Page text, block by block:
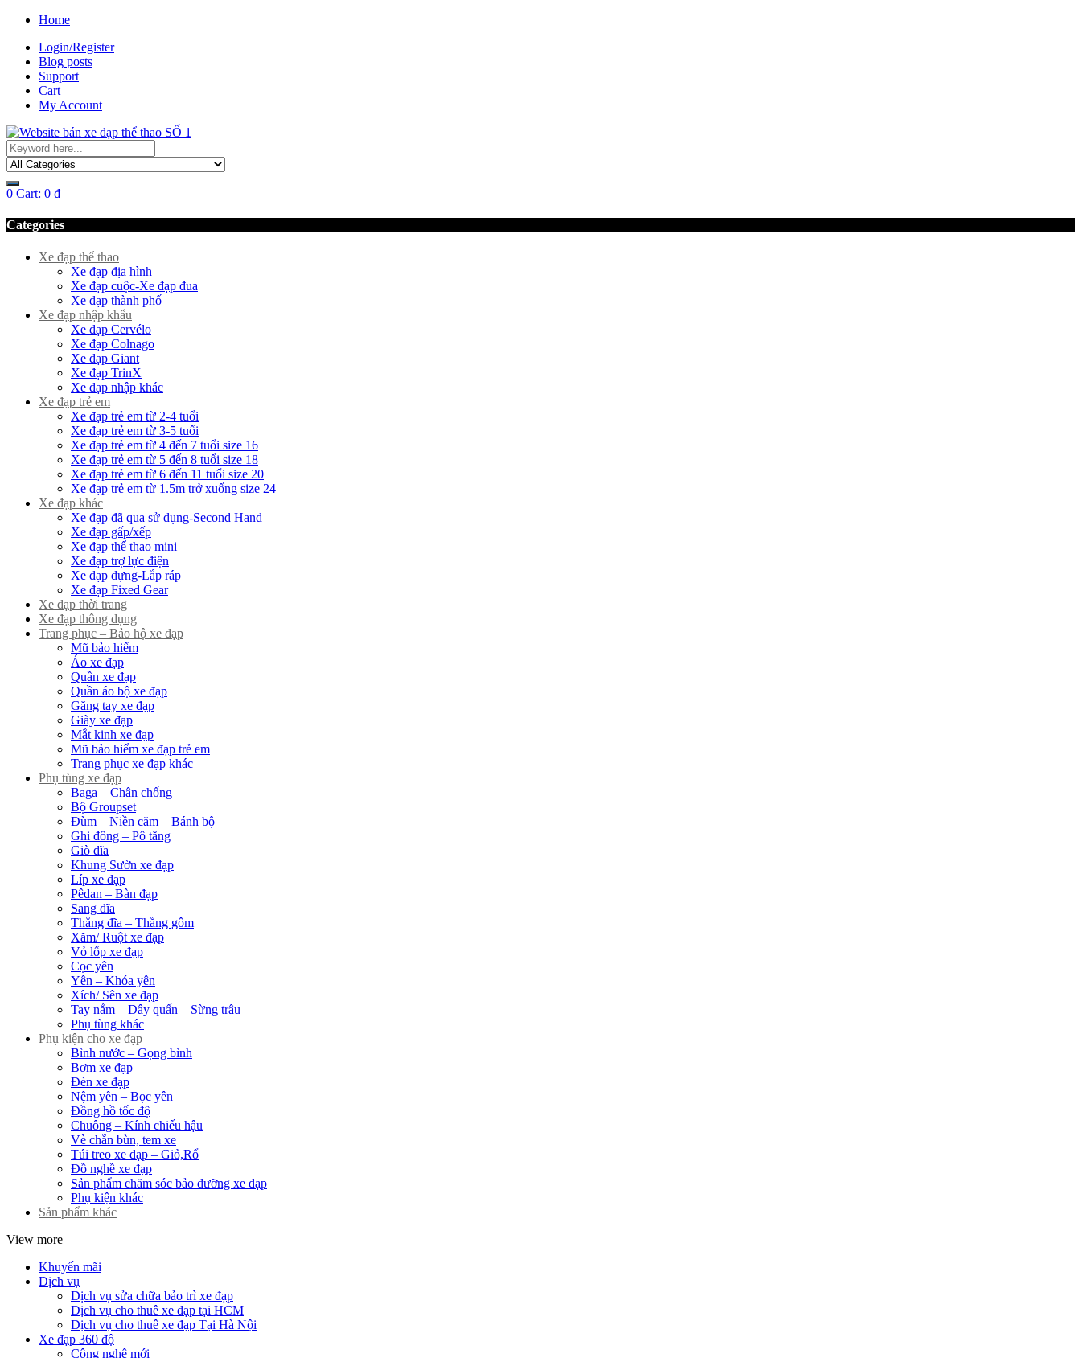
Home
Login/Register
Blog posts
Support
Cart
My Account
0 Cart: 0 ₫
Categories
Xe đạp thể thao
Xe đạp địa hình
Xe đạp cuộc-Xe đạp đua
Xe đạp thành phố
Xe đạp nhập khẩu
Xe đạp Cervélo
Xe đạp Colnago
Xe đạp Giant
Xe đạp TrinX
Xe đạp nhập khác
Xe đạp trẻ em
Xe đạp trẻ em từ 2-4 tuổi
Xe đạp trẻ em từ 3-5 tuổi
Xe đạp trẻ em từ 4 đến 7 tuổi size 16
Xe đạp trẻ em từ 5 đến 8 tuổi size 18
Xe đạp trẻ em từ 6 đến 11 tuổi size 20
Xe đạp trẻ em từ 1.5m trở xuống size 24
Xe đạp khác
Xe đạp đã qua sử dụng-Second Hand
Xe đạp gấp/xếp
Xe đạp thể thao mini
Xe đạp trợ lực điện
Xe đạp dựng-Lắp ráp
Xe đạp Fixed Gear
Xe đạp thời trang
Xe đạp thông dụng
Trang phục – Bảo hộ xe đạp
Mũ bảo hiểm
Áo xe đạp
Quần xe đạp
Quần áo bộ xe đạp
Găng tay xe đạp
Giày xe đạp
Mắt kinh xe đạp
Mũ bảo hiểm xe đạp trẻ em
Trang phục xe đạp khác
Phụ tùng xe đạp
Baga – Chân chống
Bộ Groupset
Đùm – Niền căm – Bánh bộ
Ghi đông – Pô tăng
Giò dĩa
Khung Sườn xe đạp
Líp xe đạp
Pêdan – Bàn đạp
Sang đĩa
Thắng đĩa – Thắng gôm
Xăm/ Ruột xe đạp
Vỏ lốp xe đạp
Cọc yên
Yên – Khóa yên
Xích/ Sên xe đạp
Tay nắm – Dây quấn – Sừng trâu
Phụ tùng khác
Phụ kiện cho xe đạp
Bình nước – Gọng bình
Bơm xe đạp
Đèn xe đạp
Nệm yên – Bọc yên
Đồng hồ tốc độ
Chuông – Kính chiếu hậu
Vè chắn bùn, tem xe
Túi treo xe đạp – Giỏ,Rổ
Đồ nghề xe đạp
Sản phẩm chăm sóc bảo dưỡng xe đạp
Phụ kiện khác
Sản phẩm khác
View more
Khuyến mãi
Dịch vụ
Dịch vụ sửa chữa bảo trì xe đạp
Dịch vụ cho thuê xe đạp tại HCM
Dịch vụ cho thuê xe đạp Tại Hà Nội
Xe đạp 360 độ
Công nghệ mới